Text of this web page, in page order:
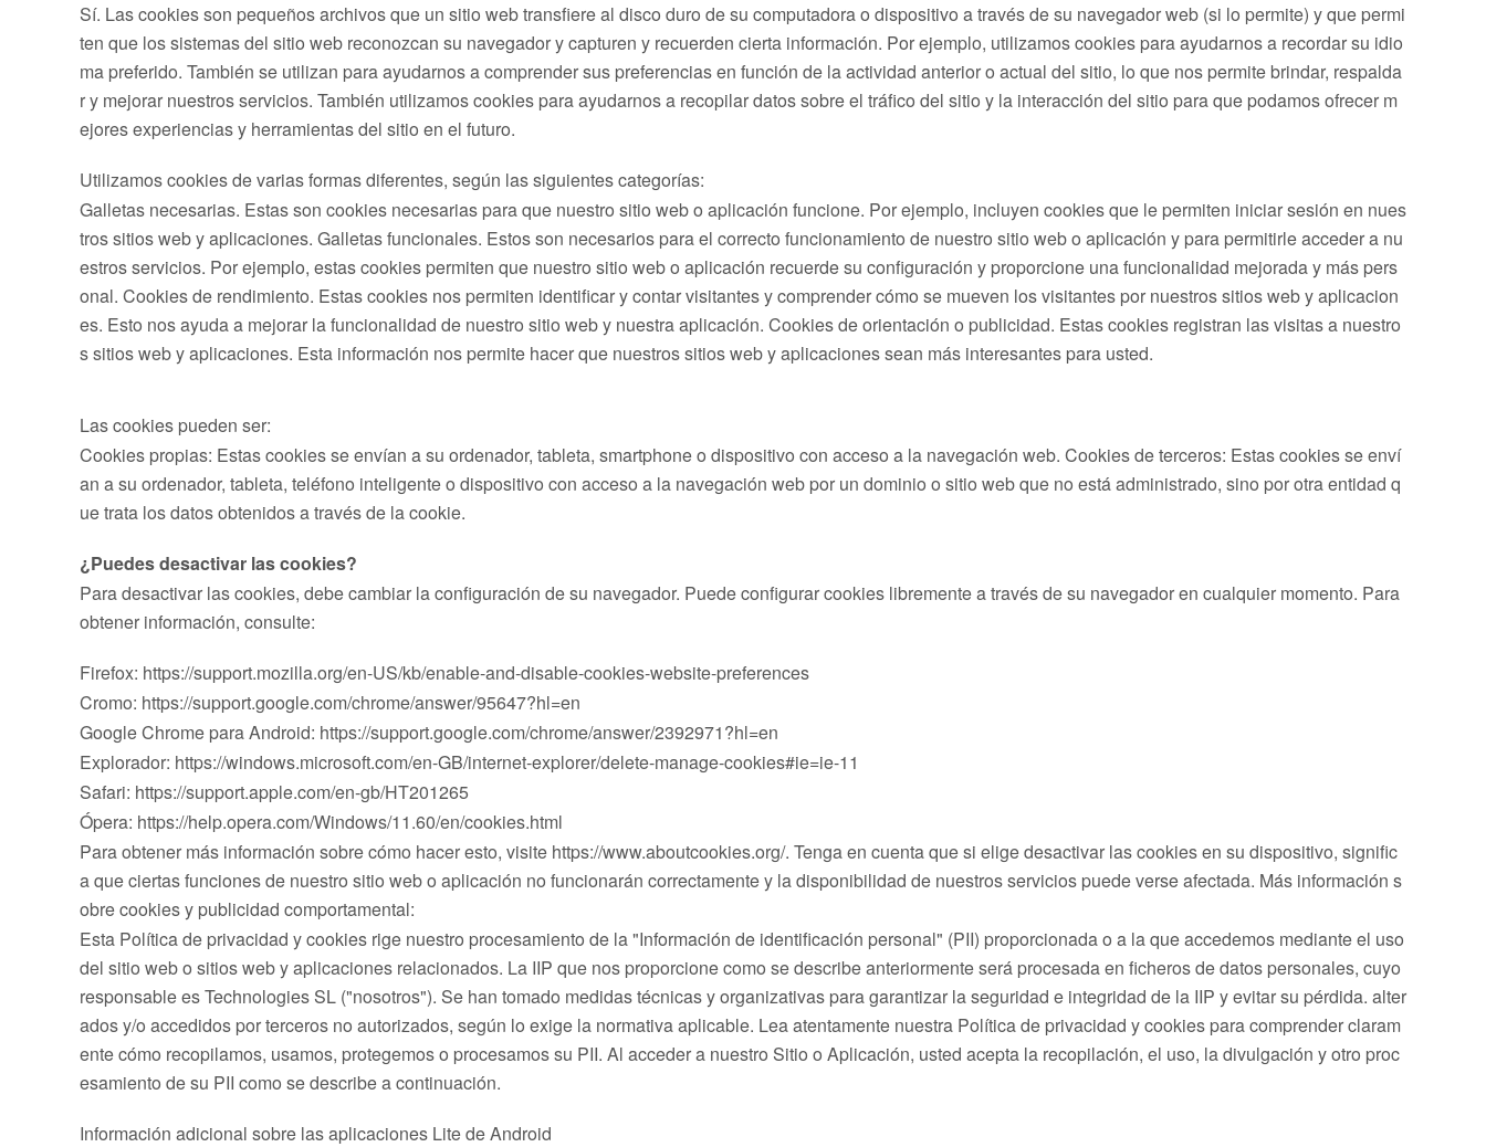
Sí. Las cookies son pequeños archivos que un sitio web transfiere al disco duro de su computadora o dispositivo a través de su navegador web (si lo permite) y que permi
ten que los sistemas del sitio web reconozcan su navegador y capturen y recuerden cierta información. Por ejemplo, utilizamos cookies para ayudarnos a recordar su idio
ma preferido. También se utilizan para ayudarnos a comprender sus preferencias en función de la actividad anterior o actual del sitio, lo que nos permite brindar, respalda
r y mejorar nuestros servicios. También utilizamos cookies para ayudarnos a recopilar datos sobre el tráfico del sitio y la interacción del sitio para que podamos ofrecer m
ejores experiencias y herramientas del sitio en el futuro.
Utilizamos cookies de varias formas diferentes, según las siguientes categorías:
Galletas necesarias. Estas son cookies necesarias para que nuestro sitio web o aplicación funcione. Por ejemplo, incluyen cookies que le permiten iniciar sesión en nues
tros sitios web y aplicaciones. Galletas funcionales. Estos son necesarios para el correcto funcionamiento de nuestro sitio web o aplicación y para permitirle acceder a nu
estros servicios. Por ejemplo, estas cookies permiten que nuestro sitio web o aplicación recuerde su configuración y proporcione una funcionalidad mejorada y más pers
onal. Cookies de rendimiento. Estas cookies nos permiten identificar y contar visitantes y comprender cómo se mueven los visitantes por nuestros sitios web y aplicacion
es. Esto nos ayuda a mejorar la funcionalidad de nuestro sitio web y nuestra aplicación. Cookies de orientación o publicidad. Estas cookies registran las visitas a nuestro
s sitios web y aplicaciones. Esta información nos permite hacer que nuestros sitios web y aplicaciones sean más interesantes para usted.
Las cookies pueden ser:
Cookies propias: Estas cookies se envían a su ordenador, tableta, smartphone o dispositivo con acceso a la navegación web. Cookies de terceros: Estas cookies se enví
an a su ordenador, tableta, teléfono inteligente o dispositivo con acceso a la navegación web por un dominio o sitio web que no está administrado, sino por otra entidad q
ue trata los datos obtenidos a través de la cookie.
¿Puedes desactivar las cookies?
Para desactivar las cookies, debe cambiar la configuración de su navegador. Puede configurar cookies libremente a través de su navegador en cualquier momento. Para
obtener información, consulte:
Firefox: https://support.mozilla.org/en-US/kb/enable-and-disable-cookies-website-preferences
Cromo: https://support.google.com/chrome/answer/95647?hl=en
Google Chrome para Android: https://support.google.com/chrome/answer/2392971?hl=en
Explorador: https://windows.microsoft.com/en-GB/internet-explorer/delete-manage-cookies#ie=ie-11
Safari: https://support.apple.com/en-gb/HT201265
Ópera: https://help.opera.com/Windows/11.60/en/cookies.html
Para obtener más información sobre cómo hacer esto, visite https://www.aboutcookies.org/. Tenga en cuenta que si elige desactivar las cookies en su dispositivo, signific
a que ciertas funciones de nuestro sitio web o aplicación no funcionarán correctamente y la disponibilidad de nuestros servicios puede verse afectada. Más información s
obre cookies y publicidad comportamental:
Esta Política de privacidad y cookies rige nuestro procesamiento de la "Información de identificación personal" (PII) proporcionada o a la que accedemos mediante el uso
del sitio web o sitios web y aplicaciones relacionados. La IIP que nos proporcione como se describe anteriormente será procesada en ficheros de datos personales, cuyo
responsable es Technologies SL ("nosotros"). Se han tomado medidas técnicas y organizativas para garantizar la seguridad e integridad de la IIP y evitar su pérdida. alter
ados y/o accedidos por terceros no autorizados, según lo exige la normativa aplicable. Lea atentamente nuestra Política de privacidad y cookies para comprender claram
ente cómo recopilamos, usamos, protegemos o procesamos su PII. Al acceder a nuestro Sitio o Aplicación, usted acepta la recopilación, el uso, la divulgación y otro proc
esamiento de su PII como se describe a continuación.
Información adicional sobre las aplicaciones Lite de Android